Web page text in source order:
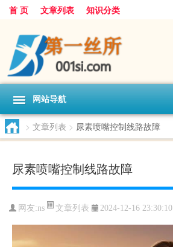
首 页 文章列表 知识分类
网站导航
> 文章列表 > 尿素喷嘴控制线路故障
尿素喷嘴控制线路故障
网友:ns 文章列表 2024-12-16 23:30:10